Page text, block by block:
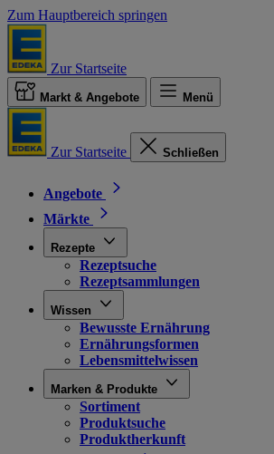
Zum Hauptbereich springen
Zur Startseite
Markt & Angebote Menü
Zur Startseite Schließen
Angebote
Märkte
Rezepte
Rezeptsuche
Rezeptsammlungen
Wissen
Bewusste Ernährung
Ernährungsformen
Lebensmittelwissen
Marken & Produkte
Sortiment
Produktsuche
Produktherkunft